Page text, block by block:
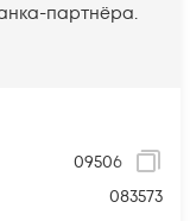
09506
083573
партнёра.